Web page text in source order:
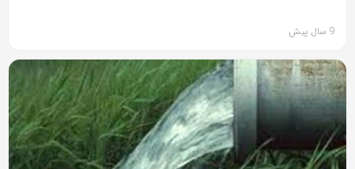
9 سال پیش